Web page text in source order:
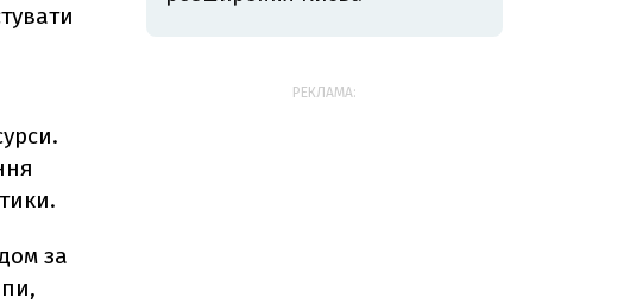
за
РЕКЛАМА: